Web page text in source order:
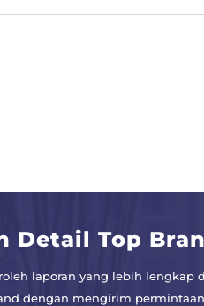
Detail Top
laporan yang lebih lengkap
dengan mengirim